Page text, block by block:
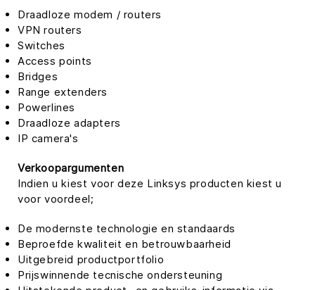
Draadloze modem / routers
VPN routers
Switches
Access points
Bridges
Range extenders
Powerlines
Draadloze adapters
IP camera's
Verkoopargumenten
Indien u kiest voor deze Linksys producten kiest u
voor voordeel;
De modernste technologie en standaards
Beproefde kwaliteit en betrouwbaarheid
Uitgebreid productportfolio
Prijswinnende tecnische ondersteuning